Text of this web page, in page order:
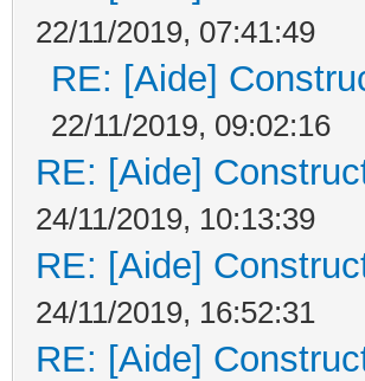
22/11/2019, 07:41:49
RE: [Aide]
22/11/2019, 09:02:16
RE: [Aide]
24/11/2019, 10:13:39
RE: [Aide]
24/11/2019, 16:52:31
RE: [Aide]